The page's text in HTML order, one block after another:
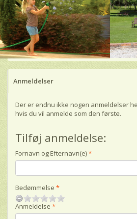
Anmeldelser
Der er endnu ikke nogen anmeldelser
hvis du vil anmelde som den første.
Tilføj anmeldelse:
Fornavn og Efternavn(e)
Bedømmelse
Anmeldelse